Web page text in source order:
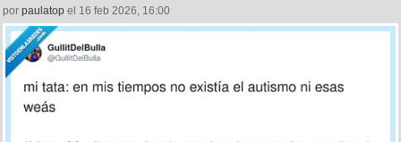
por paulatop el 16 feb 2026, 16:00